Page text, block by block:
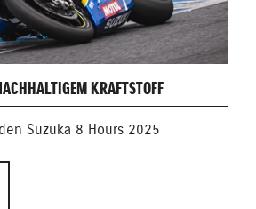
KRAFTSTOFF
Suzuka 8 Hours 2025